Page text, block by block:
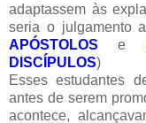
adaptassem às
seria o julgamento
APÓSTOLOS e
DISCÍPULOS)
Esses estudantes
antes de serem
acontece,